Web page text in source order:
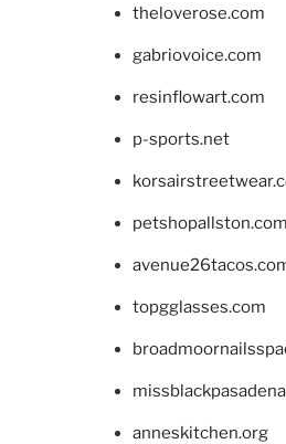
theloverose.com
gabriovoice.com
resinflowart.com
p-sports.net
petshopallston.com
topgglasses.com
anneskitchen.org